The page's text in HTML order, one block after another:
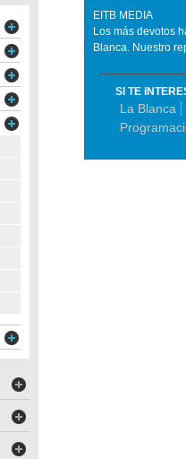
EITB MEDIA
Los más devotos
Blanca. Nuestro
SI TE
La Blanca